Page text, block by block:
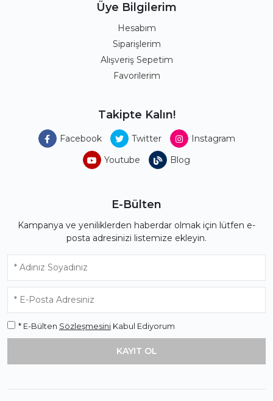
Üye Bilgilerim
Hesabım
Siparişlerim
Alışveriş Sepetim
Favorilerim
Takipte Kalın!
Facebook Twitter
Instagram
Youtube
Blog
E-Bülten
Kampanya ve yeniliklerden haberdar olmak için lütfen e-
posta adresinizi listemize ekleyin.
* E-Bülten Sözleşmesini Kabul Ediyorum